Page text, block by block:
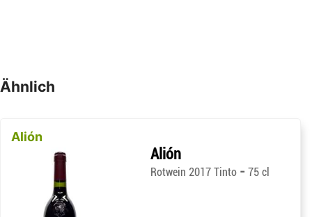
Ähnlich
Alión
Alión
Rotwein 2017 Tinto -75 cl